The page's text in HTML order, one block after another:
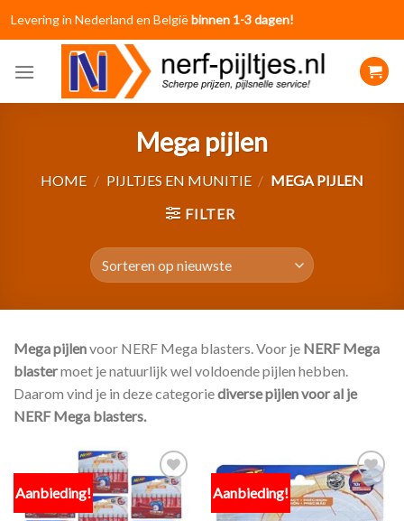
Levering in Nederland en Belgiëbinnen 1-3 dagen!
Mega pijlen
HOME / PIJLTJES EN MUNITIE / MEGA PIJLEN
FILTER
Mega pijlenvoor NERF Mega blasters. Voor je NERF Mega
blastermoet je natuurlijk wel voldoende pijlen hebben.
Daarom vind je in deze categoriediverse pijlen voor al je
NERF Mega blasters.
Aanbieding!
Toevoegen
aan
verlanglijst
Aanbieding!
Toevoegen
aan
verlanglijst